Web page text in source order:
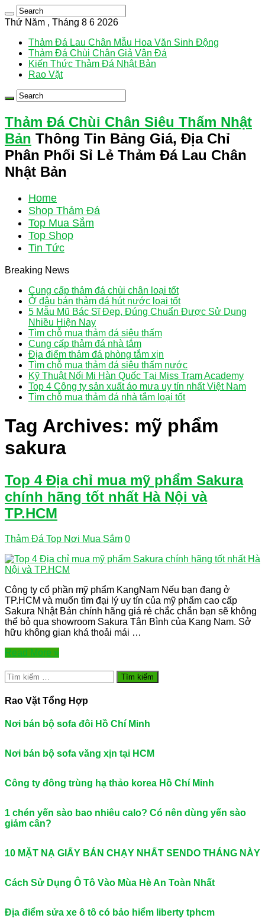
Thứ Năm , Tháng 8 6 2026
Thảm Đá Lau Chân Mẫu Hoa Văn Sinh Động
Thảm Đá Chùi Chân Giả Vân Đá
Kiến Thức Thảm Đá Nhật Bản
Rao Vặt
Thảm Đá Chùi Chân Siêu Thấm Nhật
Bản Thông Tin Bảng Giá, Địa Chỉ
Phân Phối Sỉ Lẻ Thảm Đá Lau Chân
Nhật Bản
Home
Shop Thảm Đá
Top Mua Sắm
Top Shop
Tin Tức
Breaking News
Cung cấp thảm đá chùi chân loại tốt
Ở đâu bán thảm đá hút nước loại tốt
5 Mẫu Mũ Bác Sĩ Đẹp, Đúng Chuẩn Được Sử Dụng
Nhiều Hiện Nay
Tìm chỗ mua thảm đá siêu thấm
Cung cấp thảm đá nhà tắm
Địa điểm thảm đá phòng tắm xịn
Tìm chỗ mua thảm đá siêu thấm nước
Kỹ Thuật Nối Mi Hàn Quốc Tại Miss Tram Academy
Top 4 Công ty sản xuất áo mưa uy tín nhất Việt Nam
Tìm chỗ mua thảm đá nhà tắm loại tốt
Tag Archives: mỹ phẩm
sakura
Top 4 Địa chỉ mua mỹ phẩm Sakura
chính hãng tốt nhất Hà Nội và
TP.HCM
Thảm Đá Top Nơi Mua Sắm 0
Công ty cổ phần mỹ phẩm KangNam Nếu bạn đang ở
TP.HCM và muốn tìm đại lý uy tín của mỹ phẩm cao cấp
Sakura Nhật Bản chính hãng giá rẻ chắc chắn bạn sẽ không
thể bỏ qua showroom Sakura Tân Bình của Kang Nam. Sở
hữu không gian khá thoải mái …
Read More »
Tìm
kiếm
cho:
Rao Vặt Tổng Hợp
Nơi bán bộ sofa đôi Hồ Chí Minh
Nơi bán bộ sofa văng xịn tại HCM
Công ty đông trùng hạ thảo korea Hồ Chí Minh
1 chén yến sào bao nhiêu calo? Có nên dùng yến sào
giảm cân?
10 MẶT NẠ GIẤY BÁN CHẠY NHẤT SENDO THÁNG NÀY
Cách Sử Dụng Ô Tô Vào Mùa Hè An Toàn Nhất
Địa điểm sửa xe ô tô có bảo hiểm liberty tphcm